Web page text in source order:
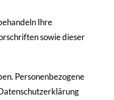
Ihre
sowie dieser
Personenbezogene